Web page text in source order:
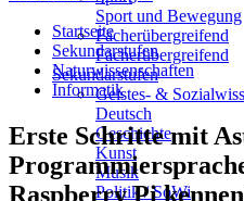
Sport und Bewegung
Fächerübergreifend
Fächerübergreifend
Sekundarstufen
Geistes- &
Deutsch
Geschichte
Kunst
Musik
Politik / SoWi
Startseite
Sekundarstufen
Naturwissenschaften
Informatik
Erste Schritte mit
Raspberry Pi